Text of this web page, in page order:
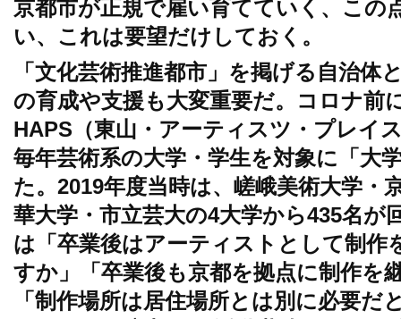
京都市が正規で雇い育てていく、この
い、これは要望だけしておく。
「文化芸術推進都市」を掲げる自治体
の育成や支援も大変重要だ。コロナ前
HAPS（東山・アーティスツ・プレイ
毎年芸術系の大学・学生を対象に「大
た。2019年度当時は、嵯峨美術大学・
華大学・市立芸大の4大学から435名が
は「卒業後はアーティストとして制作
すか」「卒業後も京都を拠点に制作を
「制作場所は居住場所とは別に必要だ